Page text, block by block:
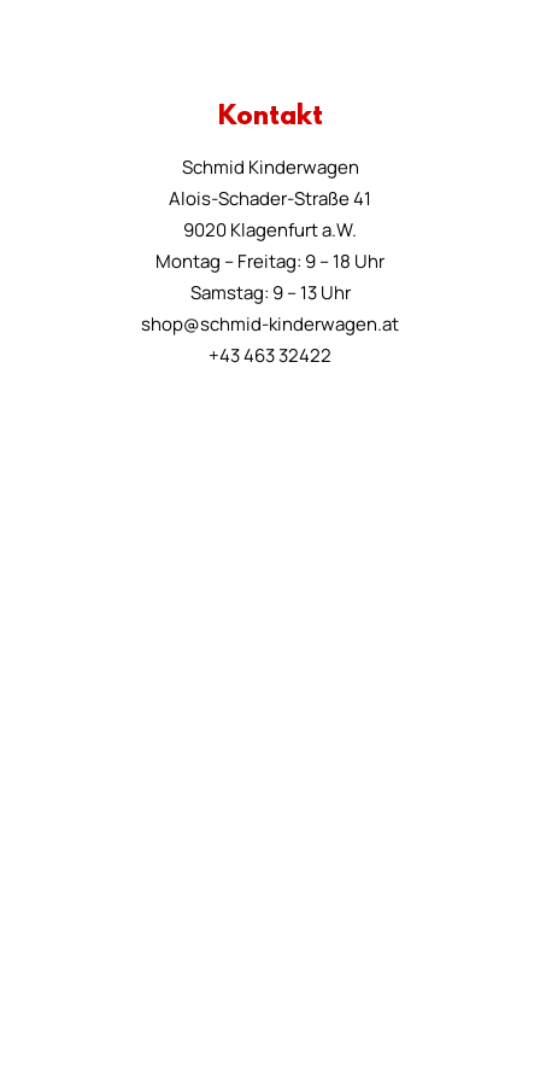
Kontakt
Schmid Kinderwagen
Alois-Schader-Straße 41
9020 Klagenfurt a.W.
Montag – Freitag: 9 – 18 Uhr
Samstag: 9 – 13 Uhr
shop@schmid-kinderwagen.at
+43 463 32422